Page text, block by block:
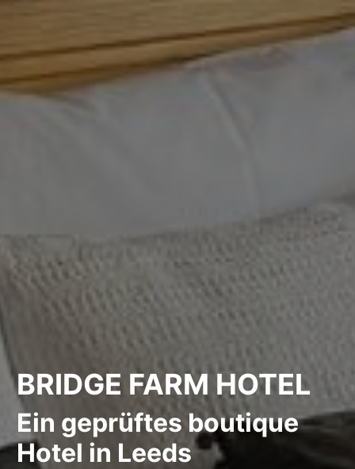
BRIDGE FARM HOTEL
Ein geprüftes boutique
Hotel in Leeds